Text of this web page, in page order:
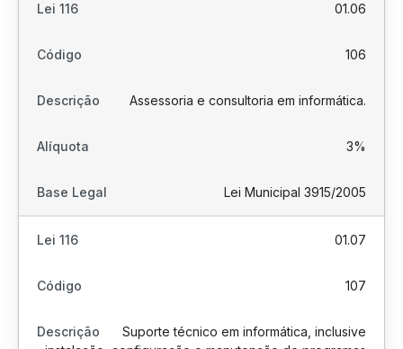
01.06
106
Assessoria e consultoria em informática.
3%
Lei Municipal 3915/2005
01.07
107
Suporte técnico em informática, inclusive